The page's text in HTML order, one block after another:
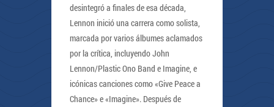
desintegró a finales de esa década,
Lennon inició una carrera como solista,
marcada por varios álbumes aclamados
por la crítica, incluyendo John
Lennon/Plastic Ono Band e Imagine, e
icónicas canciones como «Give Peace a
Chance» e «Imagine». Después de